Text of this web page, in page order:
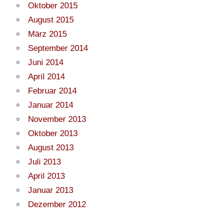
Oktober 2015
August 2015
März 2015
September 2014
Juni 2014
April 2014
Februar 2014
Januar 2014
November 2013
Oktober 2013
August 2013
Juli 2013
April 2013
Januar 2013
Dezember 2012